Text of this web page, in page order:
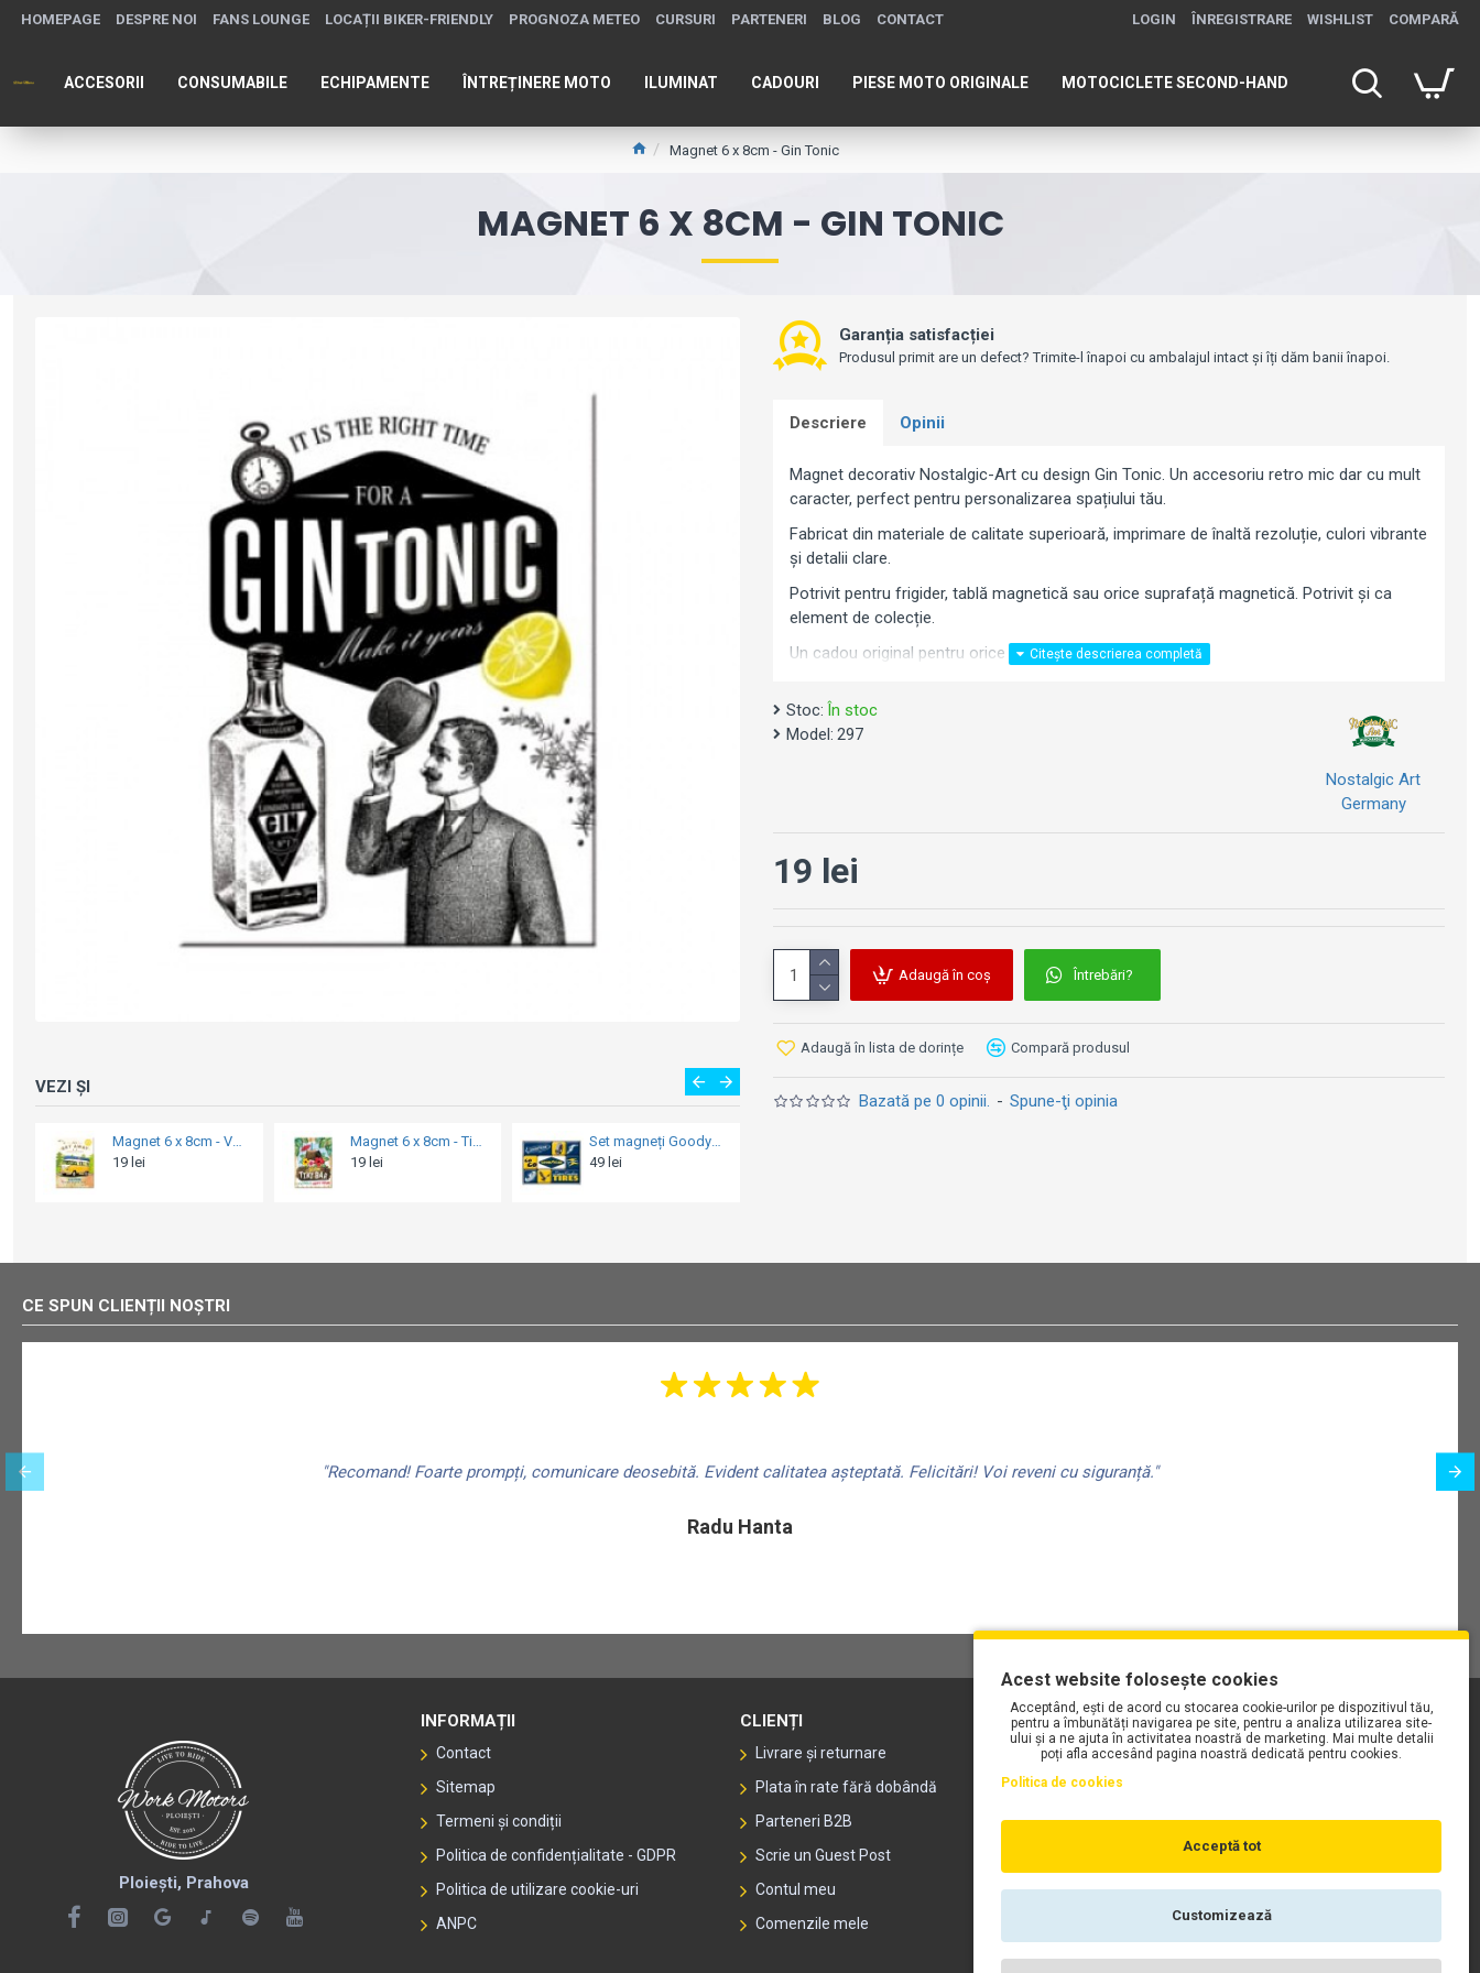
HOMEPAGE DESPRE NOI FANS LOUNGE LOCAȚII BIKER-FRIENDLY PROGNOZA METEO CURSURI PARTENERI BLOG CONTACT LOGIN ÎNREGISTRARE WISHLIST COMPARĂ
ACCESORII CONSUMABILE ECHIPAMENTE ÎNTREȚINERE MOTO ILUMINAT CADOURI PIESE MOTO ORIGINALE MOTOCICLETE SECOND-HAND
Magnet 6 x 8cm - Gin Tonic
MAGNET 6 X 8CM - GIN TONIC
VEZI ȘI
Magnet 6 x 8cm - Volkswagen Bulli - Let'S Get Away - Hai Sa O Intindem
Magnet 6 x 8cm - Tiki Bar
Set magneți Goodyear Sigle
Garanția satisfacției
Produsul primit are un defect? Trimite-l înapoi cu ambalajul intact și îți dăm banii înapoi.
Descriere Opinii
Magnet decorativ Nostalgic-Art cu design Gin Tonic. Un accesoriu retro mic dar cu mult
caracter, perfect pentru personalizarea spațiului tău.
Fabricat din materiale de calitate superioară, imprimare de înaltă rezoluție, culori vibrante
și detalii clare.
Potrivit pentru frigider, tablă magnetică sau orice suprafață magnetică. Potrivit și ca
element de colecție.
Un cadou original pentru orice ocazie.
Stoc: În stoc
Model: 297
Nostalgic Art
Germany
Bazată pe 0 opinii. - Spune-ţi opinia
19 lei
Adaugă în coș Întrebări?
Adaugă în lista de dorințe Compară produsul
CE SPUN CLIENȚII NOȘTRI
"Recomand! Foarte prompți, comunicare deosebită. Evident calitatea așteptată. Felicitări! Voi reveni cu siguranță."
Radu Hanta
Ploiești, Prahova
INFORMAȚII
Contact
Sitemap
Termeni și condiții
Politica de confidențialitate - GDPR
Politica de utilizare cookie-uri
ANPC
CLIENȚI
Livrare și returnare
Plata în rate fără dobândă
Parteneri B2B
Scrie un Guest Post
Contul meu
Comenzile mele
PLAYLIST-UL WORK MOTORS PE SPOTIFY
Acest website folosește cookies
Acceptând, ești de acord cu stocarea cookie-urilor pe dispozitivul tău,
pentru a îmbunătăți navigarea pe site, pentru a analiza utilizarea site-
ului și a ne ajuta în activitatea noastră de marketing. Mai multe detalii
poți afla accesând pagina noastră dedicată pentru cookies.
Politica de cookies
Acceptă tot
Customizează